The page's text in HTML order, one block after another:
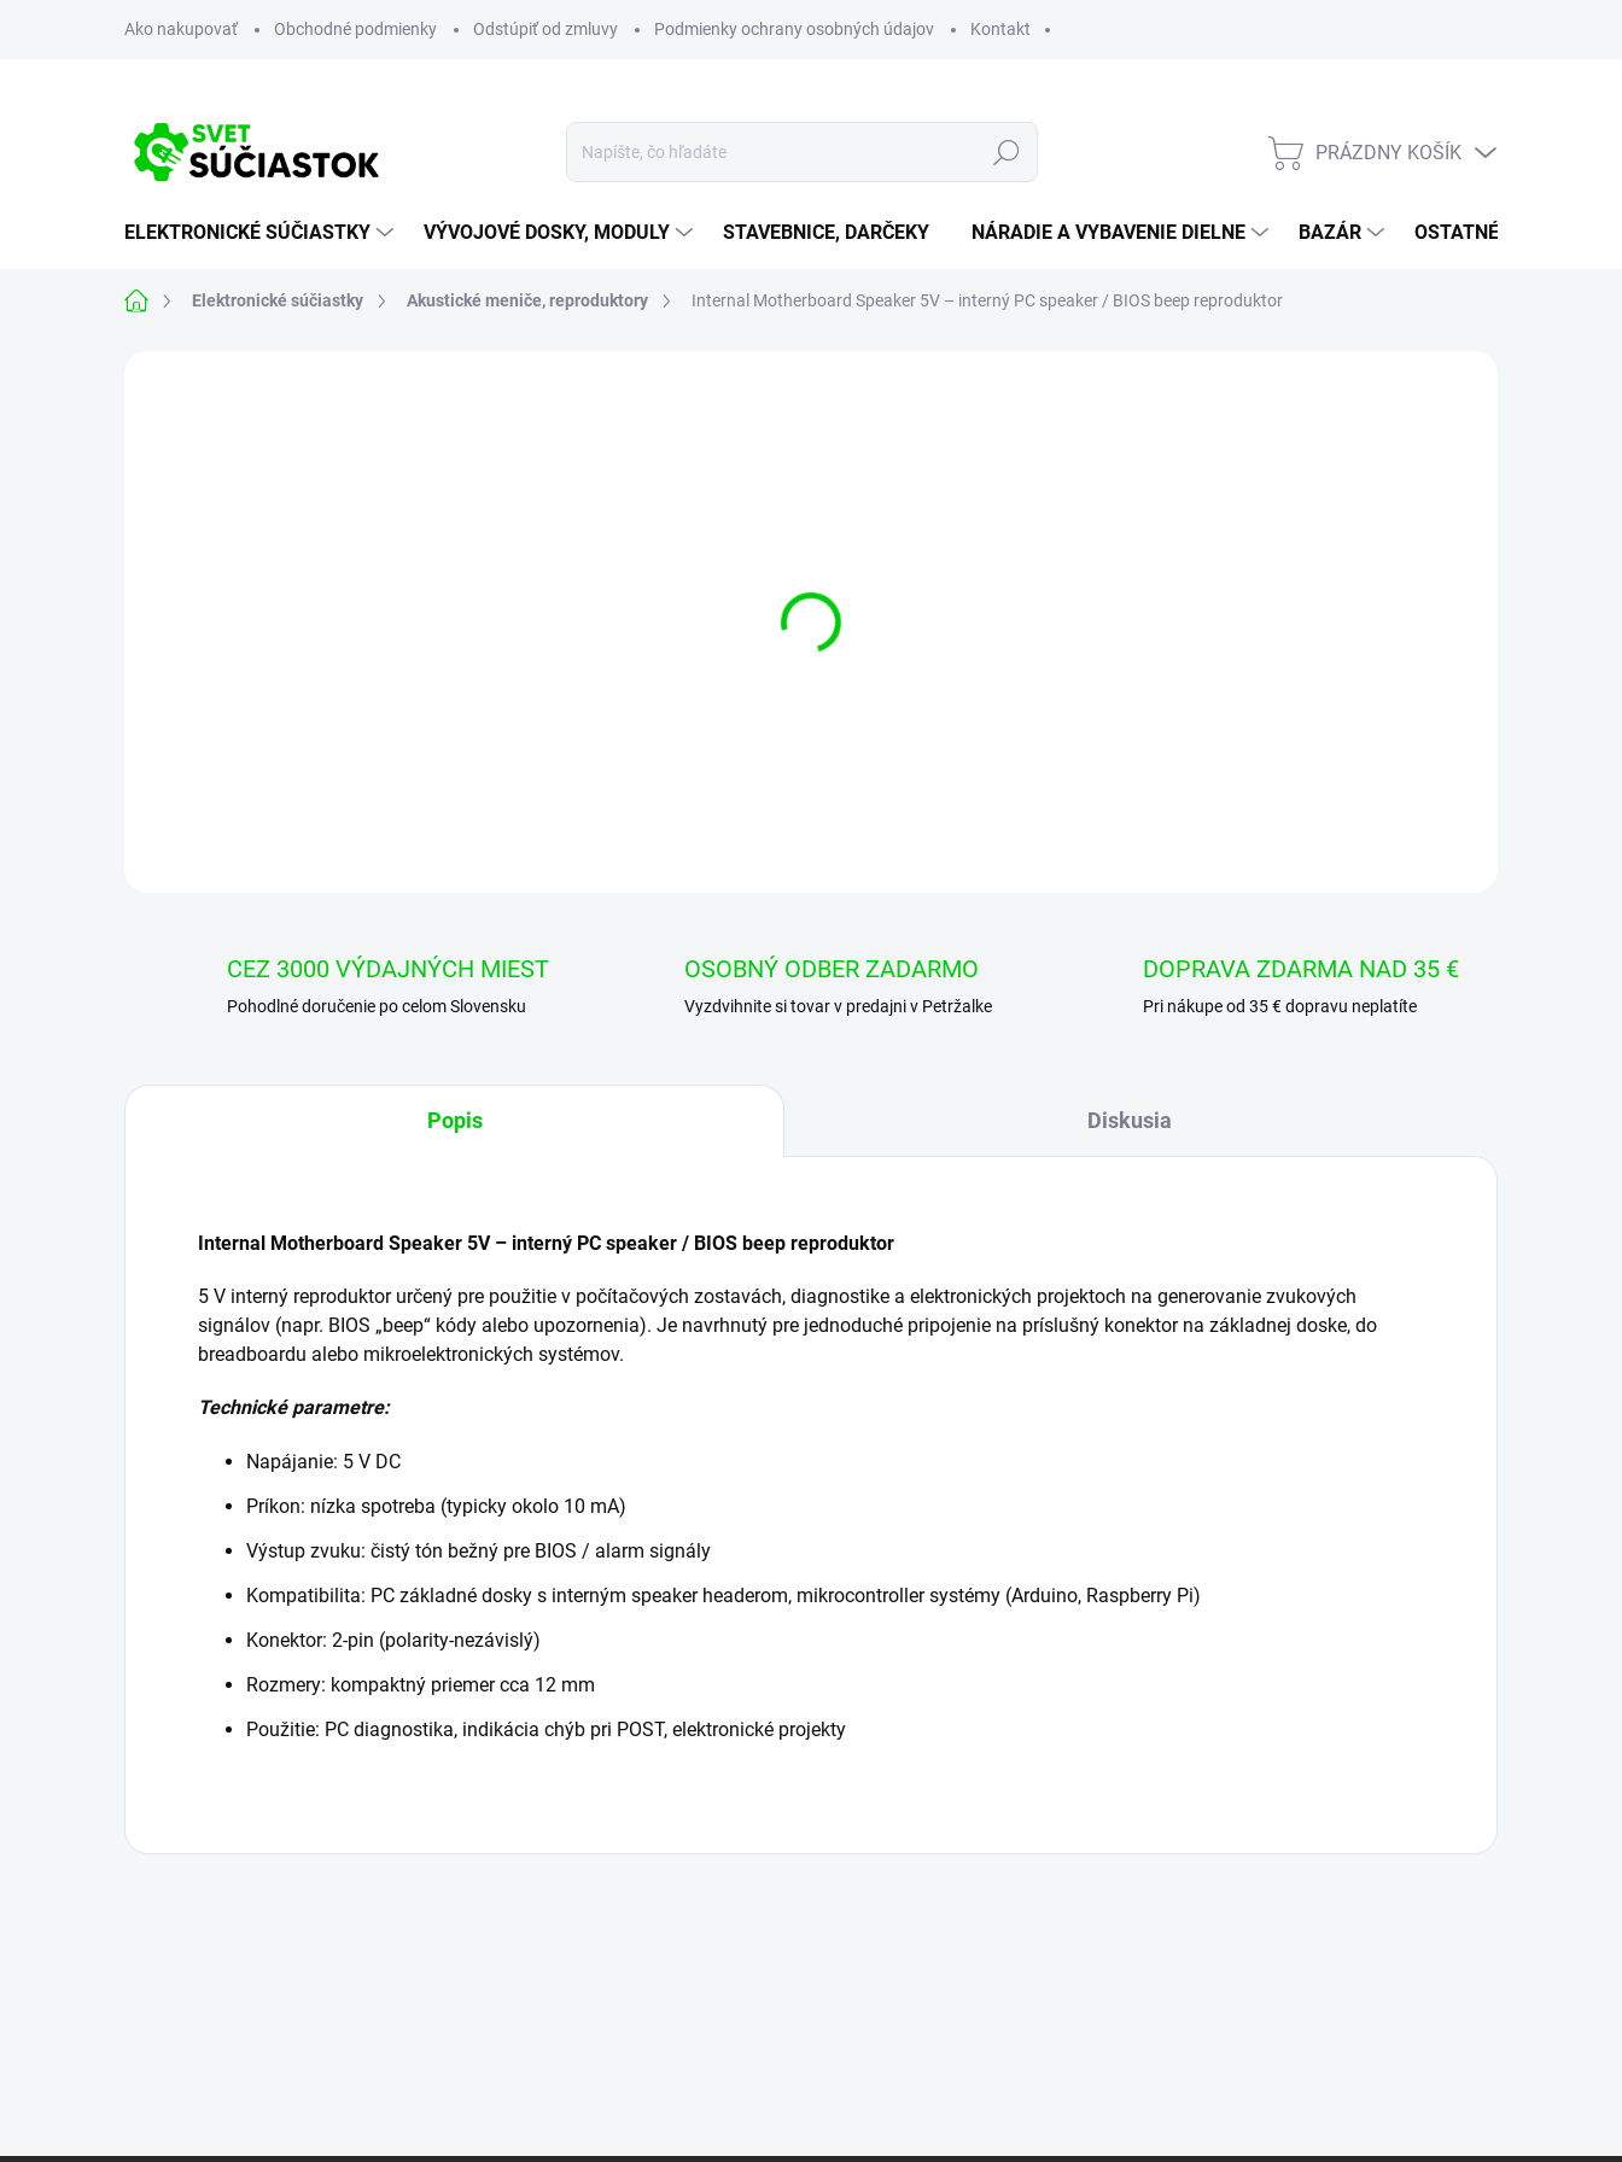
Ako nakupovať Obchodné podmienky Odstúpiť od zmluvy Podmienky ochrany osobných údajov Kontakt
Hľadať
NÁKUPNÝ
PRÁZDNY KOŠÍK
ELEKTRONICKÉ SÚČIASTKY VÝVOJOVÉ DOSKY, MODULY STAVEBNICE, DARČEKY NÁRADIE A VYBAVENIE DIELNE BAZÁR OSTATNÉ
DomovElektronické súčiastky Akustické meniče, reproduktory Internal Motherboard Speaker 5V – interný PC speaker / BIOS beep reproduktor
CEZ 3000 VÝDAJNÝCH MIEST
Pohodlné doručenie po celom Slovensku
OSOBNÝ ODBER ZADARMO
Vyzdvihnite si tovar v predajni v Petržalke
DOPRAVA ZDARMA NAD 35 €
Pri nákupe od 35 € dopravu neplatíte
Popis Diskusia
Internal Motherboard Speaker 5V – interný PC speaker / BIOS beep reproduktor
5 V interný reproduktor určený pre použitie v počítačových zostavách, diagnostike a elektronických projektoch na generovanie zvukových
signálov (napr. BIOS „beep“ kódy alebo upozornenia). Je navrhnutý pre jednoduché pripojenie na príslušný konektor na základnej doske, do
breadboardu alebo mikroelektronických systémov.
Technické parametre:
Napájanie: 5 V DC
Príkon: nízka spotreba (typicky okolo 10 mA)
Výstup zvuku: čistý tón bežný pre BIOS / alarm signály
Kompatibilita: PC základné dosky s interným speaker headerom, mikrocontroller systémy (Arduino, Raspberry Pi)
Konektor: 2-pin (polarity-nezávislý)
Rozmery: kompaktný priemer cca 12 mm
Použitie: PC diagnostika, indikácia chýb pri POST, elektronické projekty